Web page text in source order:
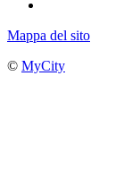
Mappa del sito
© MyCity